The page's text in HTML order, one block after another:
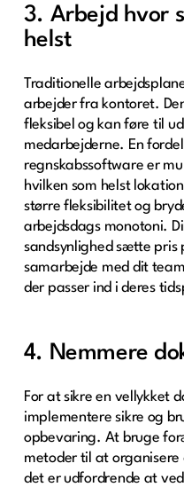
3. Arbejd hvor
helst
Traditionelle
arbejder fra kontoret.
fleksibel og kan føre til
medarbejderne. En
regnskabssoftware er
hvilken som helst
større fleksibilitet og
arbejdsdags monotoni.
sandsynlighed sætte pris
samarbejde med dit
der passer ind i deres
4. Nemmere
For at sikre en vellykket
implementere sikre og
opbevaring. At bruge
metoder til at
det er udfordrende at